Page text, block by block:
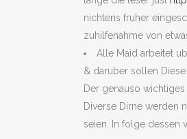
nichtens fruher
zuhilfenahme von
Alle Maid arbeitet
& daruber sollen
Der genauso
Diverse Dirne werden
seien. In folge dessen